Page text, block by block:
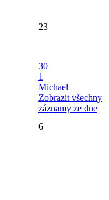
23
30
1
Michael
Zobrazit všechny
záznamy ze dne
6